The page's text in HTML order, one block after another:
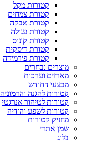
קטורות מקל
קטורת צמחים
קטורת אבקה
קטורת עגולה
קטורת קונוס
קטורת דיסקית
קטורת פירמידה
מוצרים נבחרים
מארזים וערכות
מבצעי החודש
קטורות להגנה והרמוניה
קטורות לטיהור אנרגטי
קטורות לשפע והודיה
מחזיק קטורות
שמן אתרי
בלוג